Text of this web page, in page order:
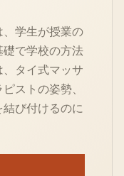
学生が授業の
で学校の方法
タイ式マッサ
ストの姿勢、
び付けるのに